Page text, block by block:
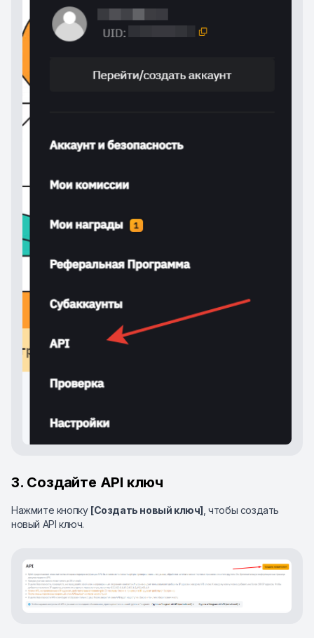
3. Создайте API ключ
Нажмите кнопку [Создать новый ключ], чтобы создать
новый API ключ.